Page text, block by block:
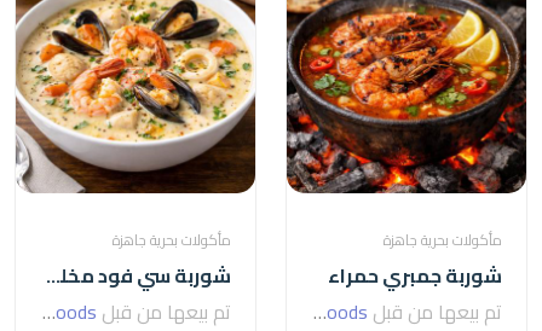
مأكولات بحرية جاهزة
شوربة جمبري حمراء
تم بيعها من قبل seven foods
مأكولات بحرية جاهزة
شوربة سي فود مخلية
تم بيعها من قبل seven foods